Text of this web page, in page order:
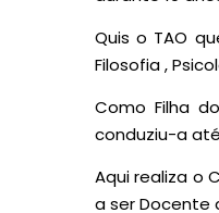
Quis o TAO
Filosofia ,
Como Filha
conduziu-a
Aqui realiza o
a ser Docente